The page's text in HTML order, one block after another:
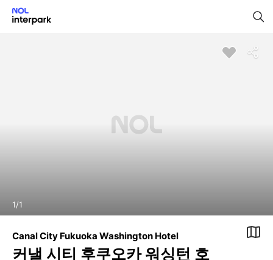
1/1
Canal City Fukuoka Washington Hotel
커낼 시티 후쿠오카 워싱턴 호